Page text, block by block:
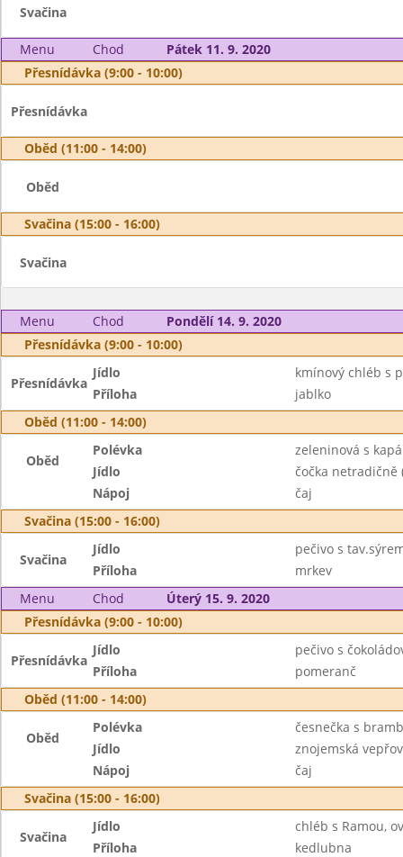
Svačina
Menu Chod
Pátek 11. 9. 2020
Přesnídávka (9:00 - 10:00)
Přesnídávka
Oběd (11:00 - 14:00)
Oběd
Svačina (15:00 - 16:00)
Svačina
Menu Chod
Pondělí 14. 9. 2020
Přesnídávka (9:00 - 10:00)
Přesnídávka
Jídlo
kmínový chléb s
Příloha
jablko
Oběd (11:00 - 14:00)
Oběd
Polévka
zeleninová s
Jídlo
čočka netradičně
Nápoj
čaj
Svačina (15:00 - 16:00)
Svačina
Jídlo
pečivo s
Příloha
mrkev
Menu
Chod
Úterý 15. 9. 2020
Přesnídávka (9:00 - 10:00)
Přesnídávka
Jídlo
pečivo s
Příloha
pomeranč
Oběd (11:00 - 14:00)
Oběd
Polévka
česnečka s
Jídlo
znojemská
Nápoj
čaj
Svačina (15:00 - 16:00)
Svačina
Jídlo
chléb s Ramou,
Příloha
kedlubna